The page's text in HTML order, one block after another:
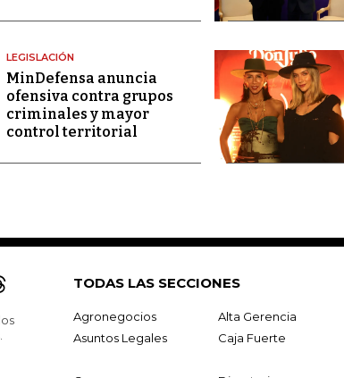
LEGISLACIÓN
MinDefensa anuncia
ofensiva contra grupos
criminales y mayor
control territorial
TODAS LAS SECCIONES
Agronegocios Alta Gerencia
Asuntos Legales
Caja Fuerte